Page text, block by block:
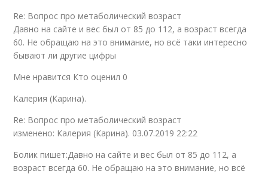
Re: Вопрос про метаболический возраст
Давно на сайте и вес был от 85 до 112, а возраст всегда
60. Не обращаю на это внимание, но всё таки интересно
бывают ли другие цифры
Мне нравится Кто оценил 0
Калерия (Карина).
Re: Вопрос про метаболический возраст
изменено: Калерия (Карина). 03.07.2019 22:22
Болик пишет:Давно на сайте и вес был от 85 до 112, а
возраст всегда 60. Не обращаю на это внимание, но всё